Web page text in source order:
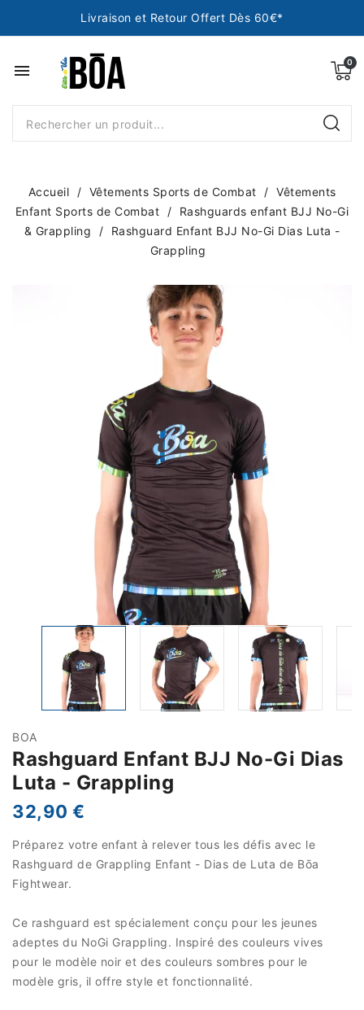
Livraison et Retour Offert Dès 60€*
menu
Accueil Vêtements Sports de Combat
Vêtements
Enfant Sports de Combat
Rashguards enfant BJJ No-Gi
& Grappling
Rashguard Enfant BJJ No-Gi Dias Luta -
Grappling
BOA
Rashguard Enfant BJJ No-Gi Dias
Luta - Grappling
32,90 €
Préparez votre enfant à relever tous les défis avec le
Rashguard de Grappling Enfant - Dias de Luta de Bōa
Fightwear.
Ce rashguard est spécialement conçu pour les jeunes
adeptes du NoGi Grappling. Inspiré des couleurs vives
pour le modèle noir et des couleurs sombres pour le
modèle gris, il offre style et fonctionnalité.